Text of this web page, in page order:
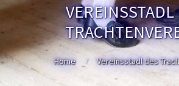
VEREINSSTADL
Home Vereinsstadl des